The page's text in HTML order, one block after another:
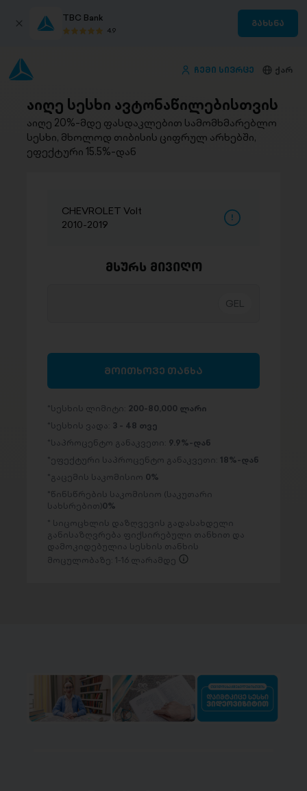
TBC Bank
4.9
გახსნა
ჩემი სივრცე ქარ
აიღე სესხი ავტონაწილებისთვის
აიღე 20%-მდე ფასდაკლებით სამომხმარებლო
სესხი, მხოლოდ თიბისის ციფრულ არხებში,
ეფექტური 15.5%-დან
CHEVROLET Volt
2010-2019
მსურს მივიღო
მოითხოვე თანხა
სესხის ლიმიტი: 200-80,000 ლარი
სესხის ვადა: 3 - 48 თვე
საპროცენტო განაკვეთი: 9.9%-დან
ეფექტური საპროცენტო განაკვეთი: 18%-დან
გაცემის საკომისიო 0%
წინსწრების საკომისიო (საკუთარი
სახსრებით)0%
სიცოცხლის დაზღვევის გადასახდელი
განისაზღვრება ფიქსირებული თანხით და
დამოკიდებულია სესხის თანხის
მოცულობაზე: 1-16 ლარამდე